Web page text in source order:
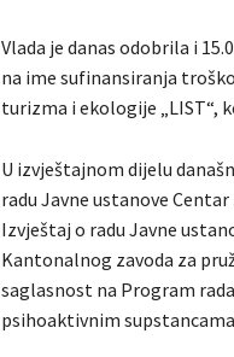
Vlada je danas odobrila i
na ime sufinansiranja
turizma i ekologije „LIST“,
U izvještajnom dijelu
radu Javne ustanove
Izvještaj o radu Javne
Kantonalnog zavoda za
saglasnost na Program
psihoaktivnim supstancama